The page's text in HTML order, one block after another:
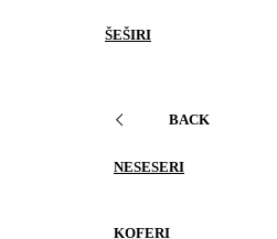
ŠEŠIRI
BACK
NESESERI
KOFERI